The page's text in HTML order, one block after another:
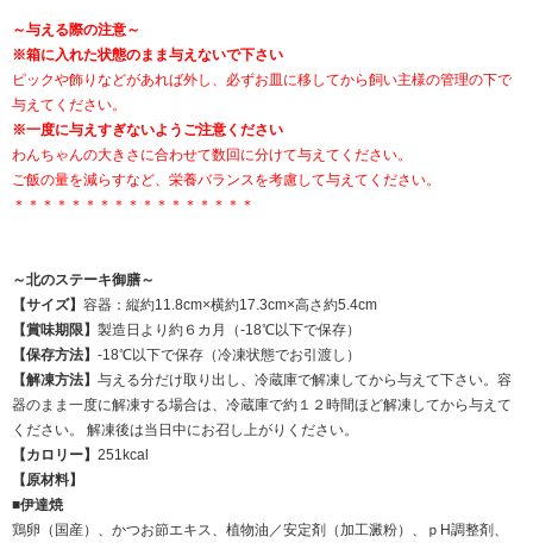
～与える際の注意～
※箱に入れた状態のまま与えないで下さい
ピックや飾りなどがあれば外し、必ずお皿に移してから飼い主様の管理の下で
与えてください。
※一度に与えすぎないようご注意ください
わんちゃんの大きさに合わせて数回に分けて与えてください。
ご飯の量を減らすなど、栄養バランスを考慮して与えてください。
＊＊＊＊＊＊＊＊＊＊＊＊＊＊＊＊＊
～北のステーキ御膳～
【サイズ】 容器：縦約11.8cm×横約17.3cm×高さ約5.4cm
【賞味期限】 製造日より約６カ月（-18℃以下で保存）
【保存方法】 -18℃以下で保存（冷凍状態でお引渡し）
【解凍方法】 与える分だけ取り出し、冷蔵庫で解凍してから与えて下さい。容
器のまま一度に解凍する場合は、冷蔵庫で約１２時間ほど解凍してから与えて
ください。 解凍後は当日中にお召し上がりください。
【カロリー】 251kcal
【原材料】
■伊達焼
鶏卵（国産）、かつお節エキス、植物油／安定剤（加工澱粉）、ｐH調整剤、